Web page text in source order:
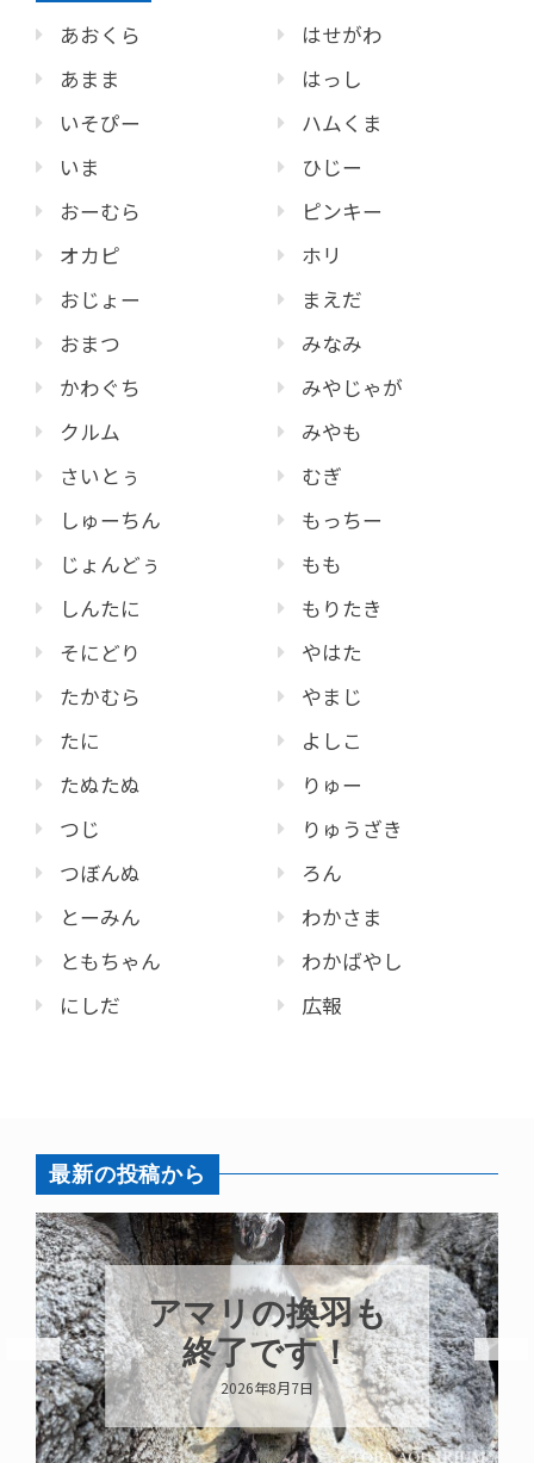
あおくら
あまま
いそぴー
いま
おーむら
オカピ
おじょー
おまつ
かわぐち
クルム
さいとぅ
しゅーちん
じょんどぅ
しんたに
そにどり
たかむら
たに
たぬたぬ
つじ
つぼんぬ
とーみん
ともちゃん
にしだ
はせがわ
はっし
ハムくま
ひじー
ピンキー
ホリ
まえだ
みなみ
みやじゃが
みやも
むぎ
もっちー
もも
もりたき
やはた
やまじ
よしこ
りゅー
りゅうざき
ろん
わかさま
わかばやし
広報
最新の投稿から
アマリの換羽も
終了です！
2026年8月7日